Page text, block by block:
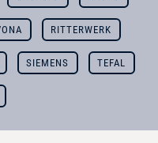
RITTERWERK
SIEMENS TEFAL